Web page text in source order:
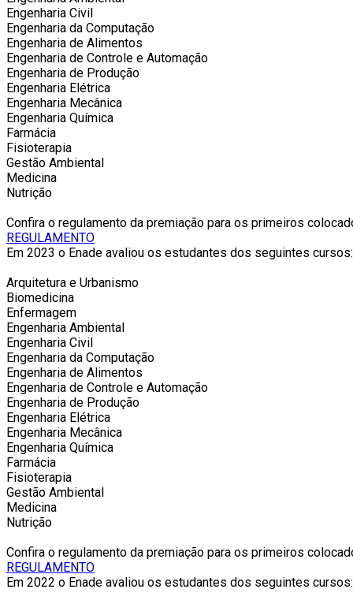
Engenharia Civil
Engenharia da Computação
Engenharia de Alimentos
Engenharia de Controle e Automação
Engenharia de Produção
Engenharia Elétrica
Engenharia Mecânica
Engenharia Química
Farmácia
Fisioterapia
Gestão Ambiental
Medicina
Nutrição
Confira o regulamento da premiação para os primeiros
REGULAMENTO
Em 2023 o Enade avaliou os estudantes dos seguintes cursos:
Arquitetura e Urbanismo
Biomedicina
Enfermagem
Engenharia Ambiental
Engenharia Civil
Engenharia da Computação
Engenharia de Alimentos
Engenharia de Controle e Automação
Engenharia de Produção
Engenharia Elétrica
Engenharia Mecânica
Engenharia Química
Farmácia
Fisioterapia
Gestão Ambiental
Medicina
Nutrição
Confira o regulamento da premiação para os primeiros
REGULAMENTO
Em 2022 o Enade avaliou os estudantes dos seguintes cursos: